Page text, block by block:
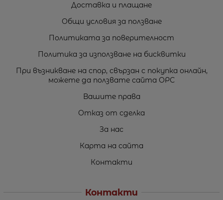
Доставка и плащане
Общи условия за ползване
Политиката за поверителност
Политика за използване на бисквитки
При възникване на спор, свързан с покупка онлайн,
можете да ползвате сайта ОРС
Вашите права
Отказ от сделка
За нас
Карта на сайта
Контакти
Контакти